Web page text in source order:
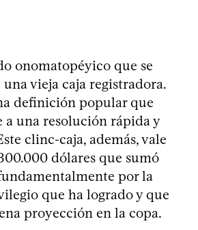
onomatopéyico que se
una vieja caja registradora.
definición popular que
a una resolución rápida y
clinc-caja, además, vale
dólares que sumó
por la
que ha logrado y que
proyección en la copa.